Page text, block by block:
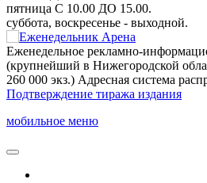
пятница С 10.00 ДО 15.00.
суббота, воскресенье - выходной.
Еженедельное рекламно-
(крупнейший в Нижегородской
260 000 экз.) Адресная система
Подтверждение тиража издания
мобильное меню